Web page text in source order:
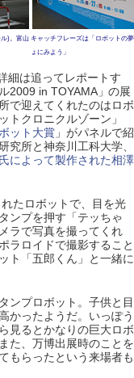
)。富山 キャッチフレーズは「ロボットの
ょにみよう」
細は追ってレポートす
2009 in TOYAMA」の展
で迎えてくれたのはロボ
トクロニクルゾーン」
ット大賞」がパネルで紹
究所と神奈川工科大学、
によって製作された相澤
たロボットで、目を光
ンプを押す「テッちゃ
ラで写真を撮ってくれ
ラロイドで撮影すること
ト「五郎くん」と一緒に
ンプロボット。子供と目
かったようだ。いっぽう
見るとかなりの巨大ロボ
た、万博出展時のことを
もらったという来場者も